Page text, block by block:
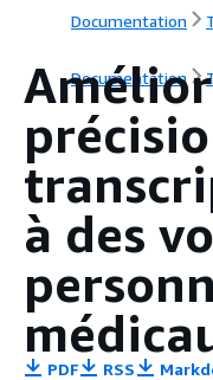
Documentation
Documentation
à des
PDF RSS